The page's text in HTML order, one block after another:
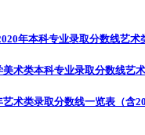
年本科专业录取分数线艺术
术类本科专业录取分数线艺
术类录取分数线一览表（含